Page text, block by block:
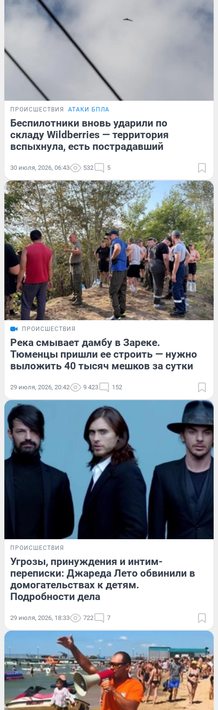
ПРОИСШЕСТВИЯ АТАКИ БПЛА
Беспилотники вновь ударили по
складу Wildberries — территория
вспыхнула, есть пострадавший
30 июля, 2026, 06:43 532 5
ПРОИСШЕСТВИЯ
Река смывает дамбу в Зареке.
Тюменцы пришли ее строить — нужно
выложить 40 тысяч мешков за сутки
29 июля, 2026, 20:42 9 423 152
ПРОИСШЕСТВИЯ
Угрозы, принуждения и интим-
переписки: Джареда Лето обвинили в
домогательствах к детям.
Подробности дела
29 июля, 2026, 18:33 722 7